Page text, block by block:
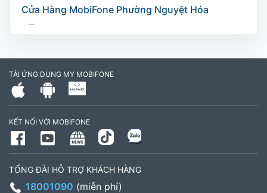
Cửa Hàng MobiFone Phường Nguyệt Hóa
795497999
Giờ làm việc: Thứ 2 đến Thứ 6: Sáng 07:30 -
11:00 Chiều 13:30 đến 17:30 Thứ 7: Sáng 08:00
- 11:30 chiều 13:00 đến 17:00
CH 21B Ba La (CH 16 Ba La)
TẢI ỨNG DỤNG MY MOBIFONE
KẾT NỐI VỚI MOBIFONE
TỔNG ĐÀI HỖ TRỢ KHÁCH HÀNG
18001090 (miễn phí)